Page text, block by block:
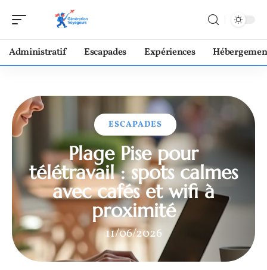
Administratif Escapades Expériences
ESCAPADES
Plage Pise pour
télétravail : spots calmes
avec cafés et wifi à
proximité
11/06/2026